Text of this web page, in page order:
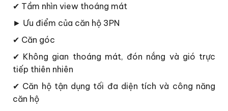
✔ Tầm nhìn view thoáng mát
► Ưu điểm của căn hộ 3PN
✔ Căn góc
✔ Không gian thoáng mát, đón nắng và gió trực
tiếp thiên nhiên
✔ Căn hộ tận dụng tối đa diện tích và công năng
căn hộ